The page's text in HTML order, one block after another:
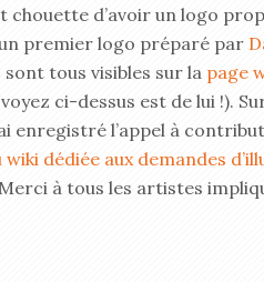
chouette d’avoir un logo
premier logo préparé par
sont tous visibles sur la page
ci-dessus est de lui !).
enregistré l’appel à
wiki dédiée aux demandes
à tous les artistes